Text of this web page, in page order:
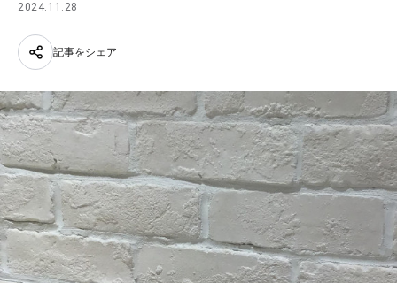
2024.11.28
記事をシェア